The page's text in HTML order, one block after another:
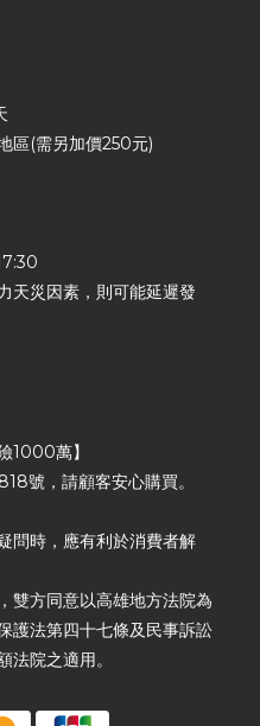
區(需另加價250元)
天災因素，則可能延遲發
1000萬】
號，請顧客安心購買。
問時，應有利於消費者解
雙方同意以高雄地方法院為
護法第四十七條及民事訴訟
院之適用。